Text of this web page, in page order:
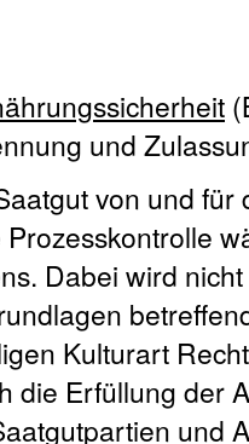
und
von und
Dabei wird
Kulturart
die Erfüllung der
und